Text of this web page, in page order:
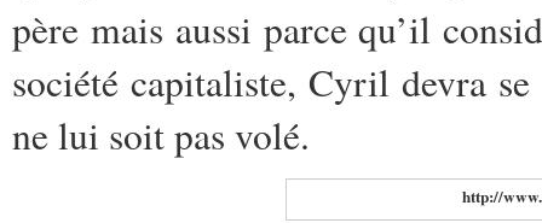
père mais aussi parce qu’il
société capitaliste, Cyril devra
ne lui soit pas volé.
http://